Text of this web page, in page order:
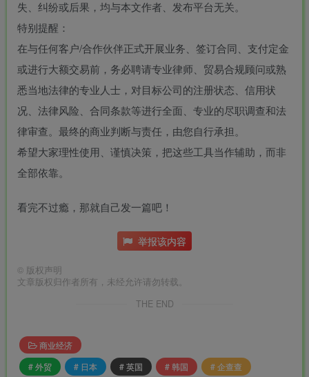
失、纠纷或后果，均与本文作者、发布平台无关。
特别提醒：
在与任何客户/合作伙伴正式开展业务、签订合同、支付定金
或进行大额交易前，务必聘请专业律师、贸易合规顾问或熟
悉当地法律的专业人士，对目标公司的注册状态、信用状
况、法律风险、合同条款等进行全面、专业的尽职调查和法
律审查。最终的商业判断与责任，由您自行承担。
希望大家理性使用、谨慎决策，把这些工具当作辅助，而非
全部依靠。
看完不过瘾，那就自己发一篇吧！
举报该内容
© 版权声明
文章版权归作者所有，未经允许请勿转载。
THE END
商业经济
# 外贸
# 日本 # 英国 # 韩国
# 企查查